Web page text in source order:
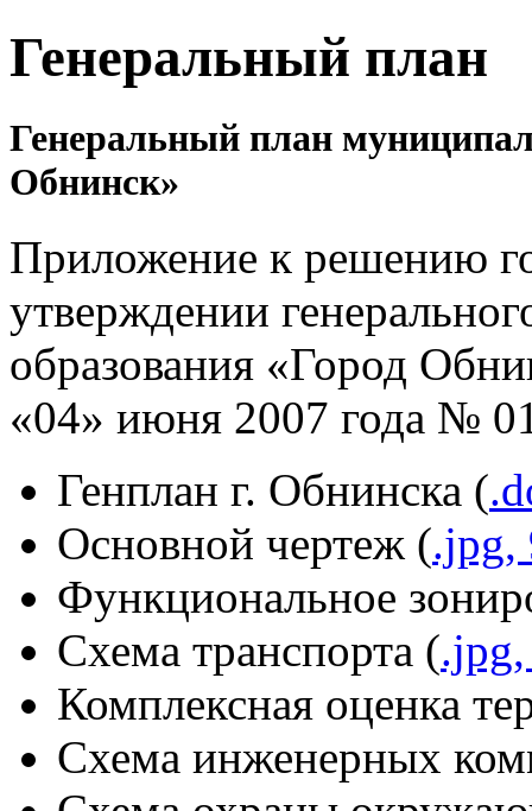
Генеральный план
Генеральный план
Обнинск»
Приложение к решению
утверждении
образования «Город
«04» июня 2007 года №
Генплан г. Обнинска (
Основной чертеж (.jpg,
Функциональное
Схема транспорта (
Комплексная оценка
Схема инженерных